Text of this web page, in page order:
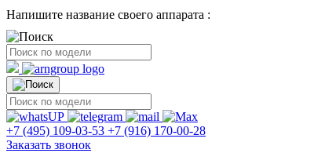
Напишите название своего аппарата :
+7 (495) 109-03-53 +7 (916) 170-00-28
Заказать звонок